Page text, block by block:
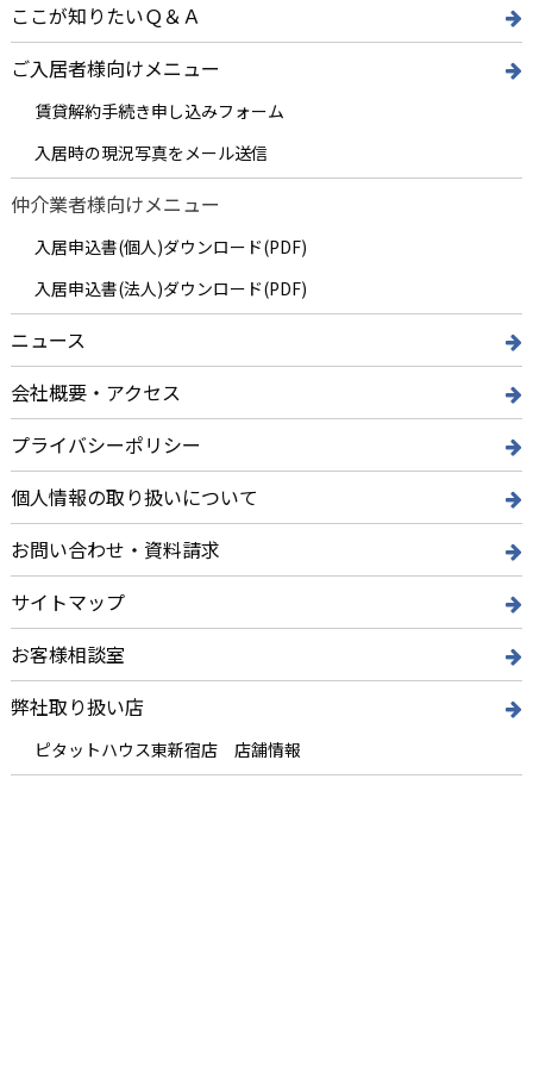
ここが知りたいＱ＆Ａ
ご入居者様向けメニュー
賃貸解約手続き申し込みフォーム
入居時の現況写真をメール送信
仲介業者様向けメニュー
入居申込書(個人)ダウンロード(PDF)
入居申込書(法人)ダウンロード(PDF)
ニュース
会社概要・アクセス
プライバシーポリシー
個人情報の取り扱いについて
お問い合わせ・資料請求
サイトマップ
お客様相談室
弊社取り扱い店
ピタットハウス東新宿店 店舗情報